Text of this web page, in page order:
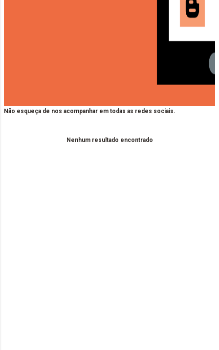
Não esqueça de nos acompanhar em todas as redes sociais.
Nenhum resultado encontrado